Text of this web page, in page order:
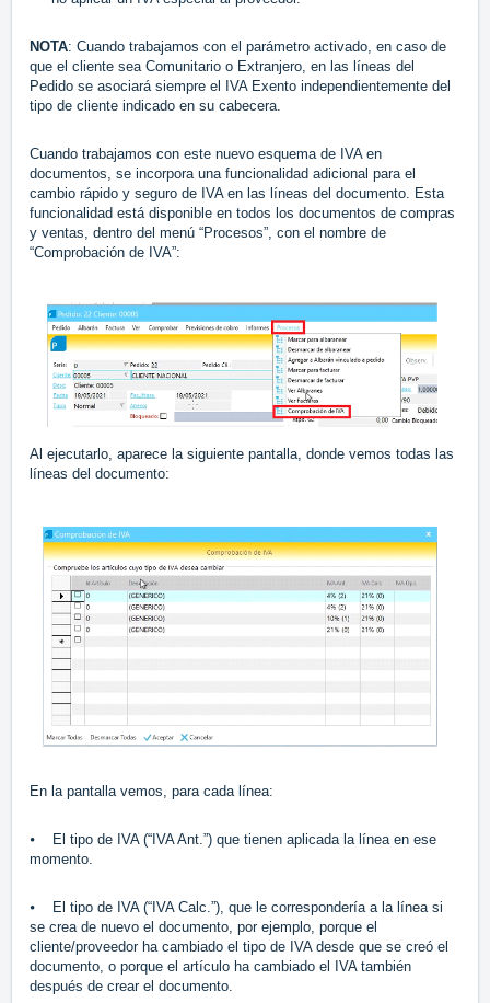
NOTA: Cuando trabajamos con el parámetro activado, en caso de
que el cliente sea Comunitario o Extranjero, en las líneas del
Pedido se asociará siempre el IVA Exento independientemente del
tipo de cliente indicado en su cabecera.
Cuando trabajamos con este nuevo esquema de IVA en
documentos, se incorpora una funcionalidad adicional para el
cambio rápido y seguro de IVA en las líneas del documento. Esta
funcionalidad está disponible en todos los documentos de compras
y ventas, dentro del menú “Procesos”, con el nombre de
“Comprobación de IVA”:
Al ejecutarlo, aparece la siguiente pantalla, donde vemos todas las
líneas del documento:
En la pantalla vemos, para cada línea:
⦁ El tipo de IVA (“IVA Ant.”) que tienen aplicada la línea en ese
momento.
⦁ El tipo de IVA (“IVA Calc.”), que le correspondería a la línea si
se crea de nuevo el documento, por ejemplo, porque el
cliente/proveedor ha cambiado el tipo de IVA desde que se creó el
documento, o porque el artículo ha cambiado el IVA también
después de crear el documento.